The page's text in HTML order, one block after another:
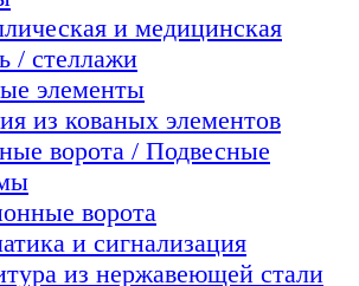
и медицинская
/ стеллажи
элементы
из кованых элементов
ворота / Подвесные
ворота
и сигнализация
из нержавеющей стали